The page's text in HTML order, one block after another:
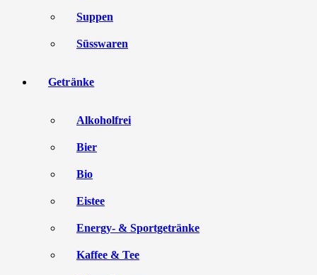
Suppen
Süsswaren
Getränke
Alkoholfrei
Bier
Bio
Eistee
Energy- & Sportgetränke
Kaffee & Tee